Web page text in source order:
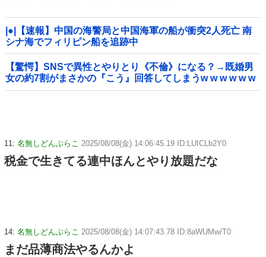
|●|【速報】中国の海警局と中国海軍の船が衝突2人死亡 南
シナ海でフィリピン船を追跡中
【驚愕】SNSで異性とやりとり《不倫》になる？→既婚男
女の約7割がまさかの『こう』回答してしまうw w w w w w
w w
11: 名無しどんぶらこ 2025/08/08(金) 14:06:45.19 ID:LUICLb2Y0
税金で生きてる連中ほんとやり放題だな
14: 名無しどんぶらこ 2025/08/08(金) 14:07:43.78 ID:8aWUMw/T0
まだ品薄商法やるんかよ